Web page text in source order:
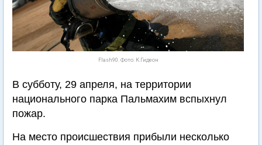
Flash90. Фото: К.Гидеон
В субботу, 29 апреля, на территории
национального парка Пальмахим вспыхнул
пожар.
На место происшествия прибыли несколько